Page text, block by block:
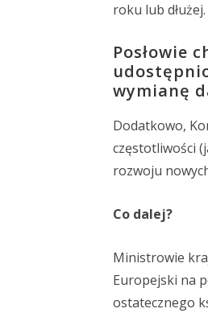
roku lub dłużej.
Posłowie
wymianę
Dodatkowo,
częstotliwości
rozwoju
Co dalej?
Ministrowie
Europejski na
ostatecznego